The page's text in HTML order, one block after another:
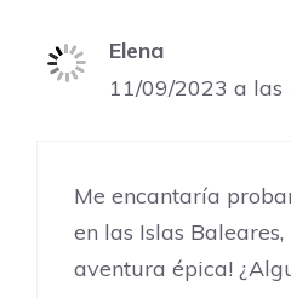
Elena
11/09/2023 a las
Me encantaría
en las Islas Baleares,
aventura épica!